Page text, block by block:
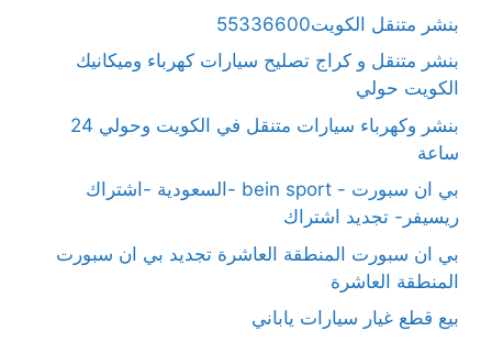
بنشر متنقل الكويت55336600
بنشر متنقل و كراج تصليح سيارات كهرباء وميكانيك
الكويت حولي
بنشر وكهرباء سيارات متنقل في الكويت وحولي 24
ساعة
بي ان سبورت - bein sport -السعودية -اشتراك
ريسيفر- تجديد اشتراك
بي ان سبورت المنطقة العاشرة تجديد بي ان سبورت
المنطقة العاشرة
بيع قطع غيار سيارات ياباني